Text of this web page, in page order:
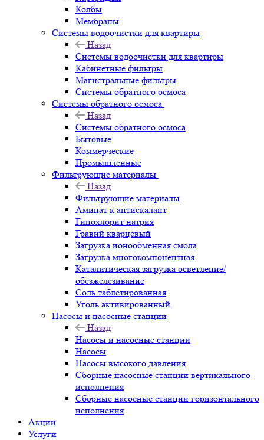
Колбы
Мембраны
Системы водоочистки для квартиры
Назад
Системы водоочистки для квартиры
Кабинетные фильтры
Магистральные фильтры
Системы обратного осмоса
Системы обратного осмоса
Назад
Системы обратного осмоса
Бытовые
Коммерческие
Промышленные
Фильтрующие материалы
Назад
Фильтрующие материалы
Аминат к антискалант
Гипохлорит натрия
Гравий кварцевый
Загрузка ионообменная смола
Загрузка многокомпонентная
Каталитическая загрузка осветление/
обезжелезивание
Соль таблетированная
Уголь активированный
Насосы и насосные станции
Назад
Насосы и насосные станции
Насосы
Насосы высокого давления
Сборные насосные станции вертикального
исполнения
Сборные насосные станции горизонтального
исполнения
Акции
Услуги